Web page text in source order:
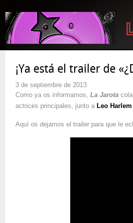
¡Ya está el trailer de
3 de septiembre de 2013
Como ya os informamos, La Jarota
actrices principales, junto a Leo Harlem
Aquí os dejamos el trailer para que le